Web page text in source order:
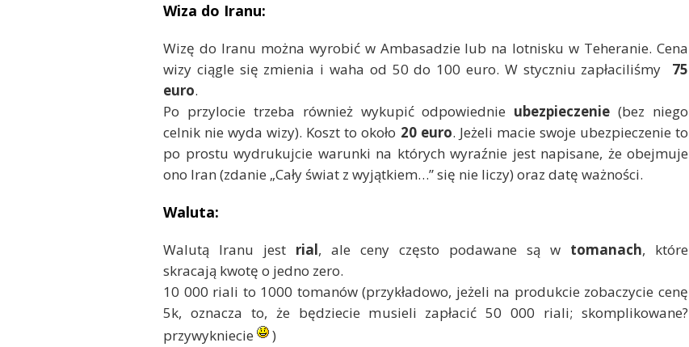
Wiza do Iranu:
Wizę do Iranu można wyrobić w Ambasadzie lub na lotnisku w Teheranie. Cena
wizy ciągle się zmienia i waha od 50 do 100 euro. W styczniu zapłaciliśmy 75
euro.
Po przylocie trzeba również wykupić odpowiednie ubezpieczenie (bez niego
celnik nie wyda wizy). Koszt to około 20 euro. Jeżeli macie swoje ubezpieczenie to
po prostu wydrukujcie warunki na których wyraźnie jest napisane, że obejmuje
ono Iran (zdanie „Cały świat z wyjątkiem…” się nie liczy) oraz datę ważności.
Waluta:
Walutą Iranu jest rial, ale ceny często podawane są w tomanach, które
skracają kwotę o jedno zero.
10 000 riali to 1000 tomanów (przykładowo, jeżeli na produkcie zobaczycie cenę
5k, oznacza to, że będziecie musieli zapłacić 50 000 riali; skomplikowane?
przywykniecie
)